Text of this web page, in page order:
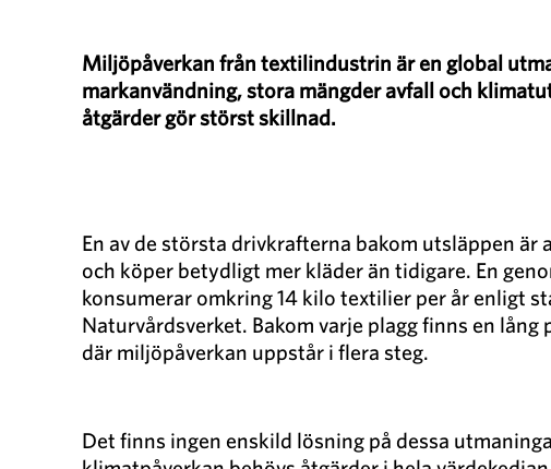
Miljöpåverkan från textilindustrin är en global
markanvändning, stora mängder avfall och
åtgärder gör störst skillnad.
En av de största drivkrafterna bakom utsläppen är
och köper betydligt mer kläder än tidigare. En
konsumerar omkring 14 kilo textilier per år enligt
Naturvårdsverket. Bakom varje plagg finns en
där miljöpåverkan uppstår i flera steg.
Det finns ingen enskild lösning på dessa